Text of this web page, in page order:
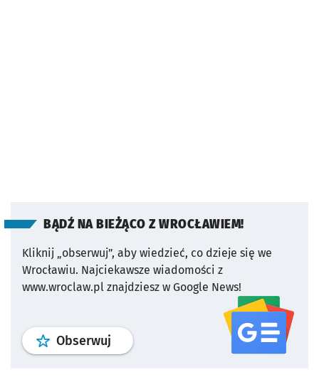
BĄDŹ NA BIEŻĄCO Z WROCŁAWIEM!
Kliknij „obserwuj”, aby wiedzieć, co dzieje się we
Wrocławiu. Najciekawsze wiadomości z
www.wroclaw.pl znajdziesz w Google News!
Obserwuj profil serwisu